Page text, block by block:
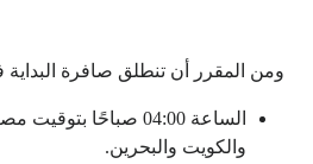
ومن المقرر أن تنطلق صافرة البداية
الساعة 04:00 صباحًا
والكويت والبحرين.